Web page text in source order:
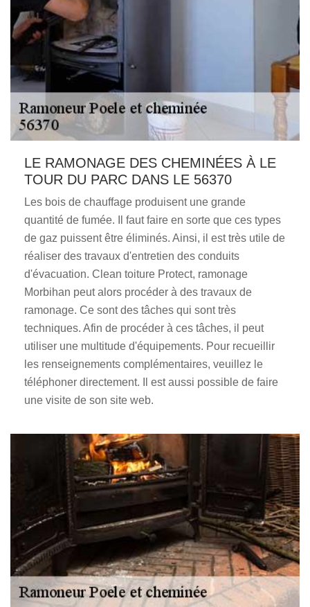
LE RAMONAGE DES CHEMINÉES À LE
TOUR DU PARC DANS LE 56370
Les bois de chauffage produisent une grande
quantité de fumée. Il faut faire en sorte que ces types
de gaz puissent être éliminés. Ainsi, il est très utile de
réaliser des travaux d'entretien des conduits
d'évacuation. Clean toiture Protect, ramonage
Morbihan peut alors procéder à des travaux de
ramonage. Ce sont des tâches qui sont très
techniques. Afin de procéder à ces tâches, il peut
utiliser une multitude d'équipements. Pour recueillir
les renseignements complémentaires, veuillez le
téléphoner directement. Il est aussi possible de faire
une visite de son site web.